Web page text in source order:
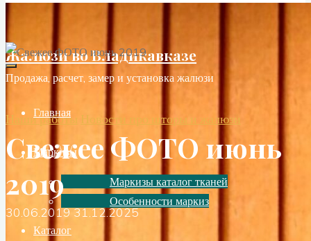
Жалюзи во Владикавказе
Продажа, расчет, замер и установка жалюзи
Главная
Маркизы
Маркизы каталог тканей
Особенности маркиз
Каталог
Наши работы Новости про шторы и жалюзи
Свежее ФОТО июнь
2019
30.06.201931.12.2025